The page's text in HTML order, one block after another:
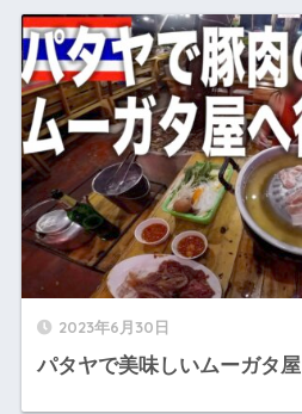
2023年6月30日
パタヤで美味しいムーガタ屋